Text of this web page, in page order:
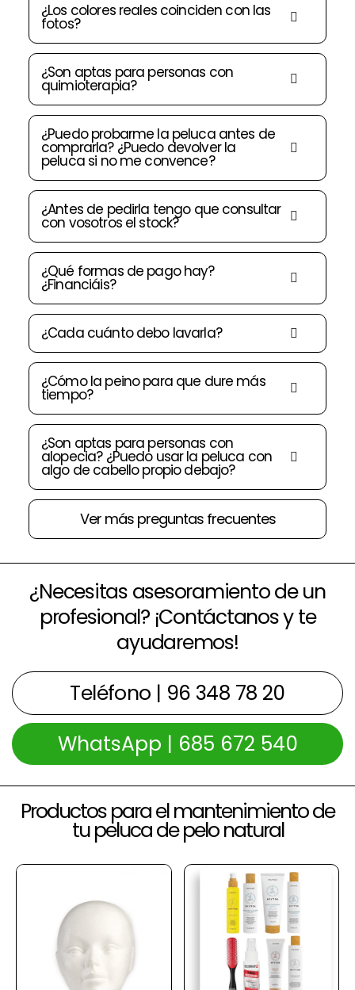
¿Los colores reales coinciden con las
fotos?
¿Son aptas para personas con
quimioterapia?
¿Puedo probarme la peluca antes de
comprarla? ¿Puedo devolver la
peluca si no me convence?
¿Antes de pedirla tengo que consultar
con vosotros el stock?
¿Qué formas de pago hay?
¿Financiáis?
¿Cada cuánto debo lavarla?
¿Cómo la peino para que dure más
tiempo?
¿Son aptas para personas con
alopecia? ¿Puedo usar la peluca con
algo de cabello propio debajo?
Ver más preguntas frecuentes
¿Necesitas asesoramiento de un
profesional? ¡Contáctanos y te
ayudaremos!
Teléfono | 96 348 78 20
WhatsApp | 685 672 540
Productos para el mantenimiento de
tu peluca de pelo natural